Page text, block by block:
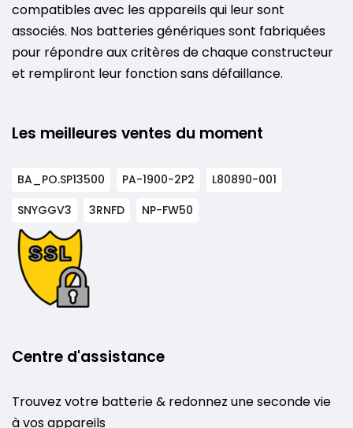
compatibles avec les appareils qui leur sont
associés. Nos batteries génériques sont fabriquées
pour répondre aux critères de chaque constructeur
et rempliront leur fonction sans défaillance.
Les meilleures ventes du moment
BA_PO.SP13500 PA-1900-2P2
L80890-001
SNYGGV3
3RNFD NP-FW50
Centre d'assistance
Trouvez votre batterie & redonnez une seconde vie
à vos appareils